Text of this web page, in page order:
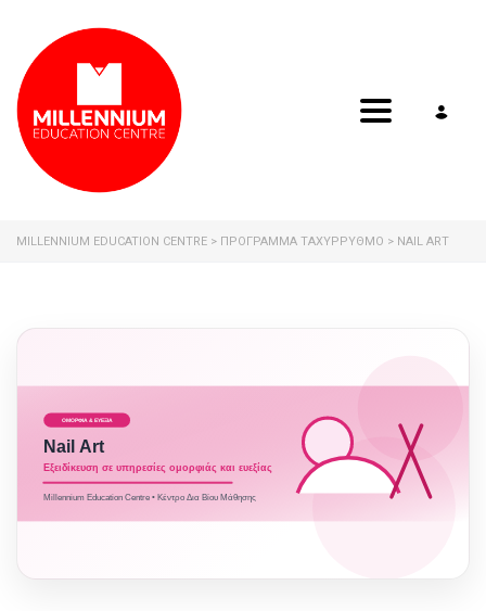
Toggle
MILLENNIUM EDUCATION CENTRE > ΠΡΟΓΡΑΜΜΑ ΤΑΧΥΡΡΥΘΜΟ > NAIL ART
ΟΜΟΡΦΙΑ & ΕΥΕΞΙΑ
Nail Art
Εξειδίκευση σε υπηρεσίες ομορφιάς και ευεξίας
Millennium Education Centre • Κέντρο Δια Βίου Μάθησης